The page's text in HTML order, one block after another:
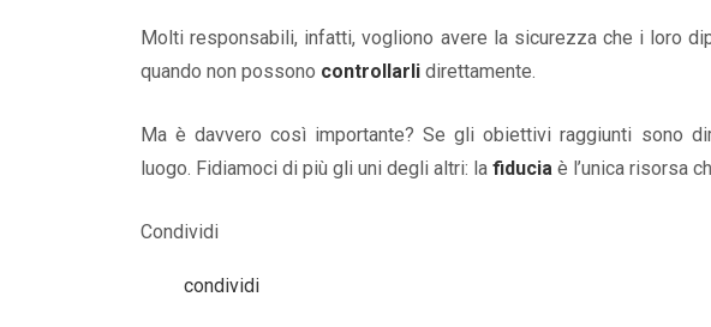
Molti responsabili, infatti, vogliono avere la sicurezza che i loro
quando non possono controllarli direttamente.
Ma è davvero così importante? Se gli obiettivi raggiunti sono
luogo. Fidiamoci di più gli uni degli altri: la fiducia è l’unica risorsa
Condividi
condividi